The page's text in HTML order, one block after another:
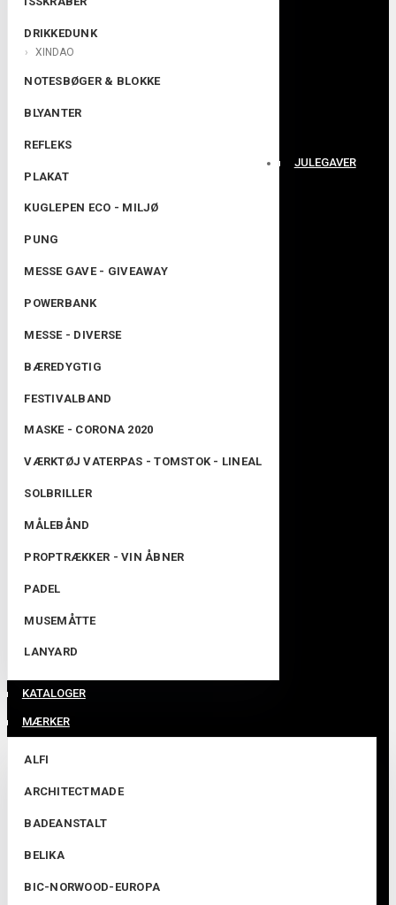
DRIKKEDUNK
XINDAO
NOTESBØGER & BLOKKE
BLYANTER
REFLEKS
PLAKAT
KUGLEPEN ECO - MILJØ
PUNG
MESSE GAVE - GIVEAWAY
POWERBANK
MESSE - DIVERSE
BÆREDYGTIG
FESTIVALBAND
MASKE - CORONA 2020
VÆRKTØJ VATERPAS - TOMSTOK - LINEAL
SOLBRILLER
MÅLEBÅND
PROPTRÆKKER - VIN ÅBNER
PADEL
MUSEMÅTTE
LANYARD
MÆRKER
ALFI
ARCHITECTMADE
BADEANSTALT
BELIKA
BIC-NORWOOD-EUROPA
KATALOGER
JULEGAVER